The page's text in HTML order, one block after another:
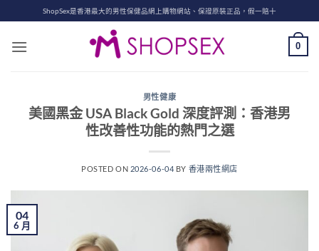
to
content
ShopSex是香港最大的男性保健品網上購物網站、保證原裝正品，假一賠十
0
男性健康
美國黑金 USA Black Gold 深度評測：香港男
性改善性功能的熱門之選
POSTED ON 2026-06-04 BY 香港兩性網店
04
6 月